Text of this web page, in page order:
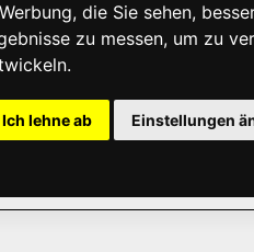
die Sie sehen,
zu messen, um zu
Ich lehne ab Einstellungen